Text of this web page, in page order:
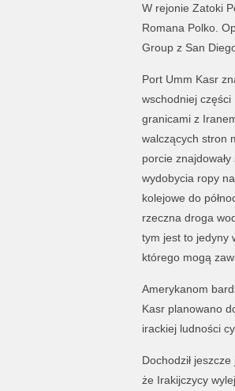
W rejonie Zatoki
Romana Polko.
Group z San
Port Umm Kasr
wschodniej
granicami z
walczących stron
porcie
wydobycia ropy
kolejowe do
rzeczna droga
tym jest to jedyny
którego mogą
Amerykanom
Kasr planowano
irackiej ludności
Dochodził
że Irakijczycy